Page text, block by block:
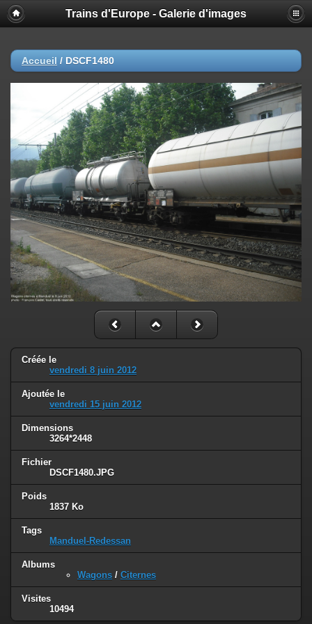
Trains d'Europe - Galerie d'images
Accueil / DSCF1480
Créée le
vendredi 8 juin 2012
Ajoutée le
vendredi 15 juin 2012
Dimensions
3264*2448
Fichier
DSCF1480.JPG
Poids
1837 Ko
Tags
Manduel-Redessan
Albums
Wagons / Citernes
Visites
10494